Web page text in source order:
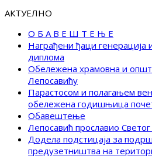
АКТУЕЛНО
О Б А В Е Ш Т Е Њ Е
Награђени ђаци генерација
диплома
Обележена храмовна и
Лепосавићу
Парастосом и полагањем
обележена годишњица
Обавештење
Лепосавић прославио Светог
Додела подстицаја за
предузетништва на